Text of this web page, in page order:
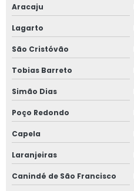
Aracaju
Lagarto
São Cristóvão
Tobias Barreto
Simão Dias
Poço Redondo
Capela
Laranjeiras
Canindé de São Francisco